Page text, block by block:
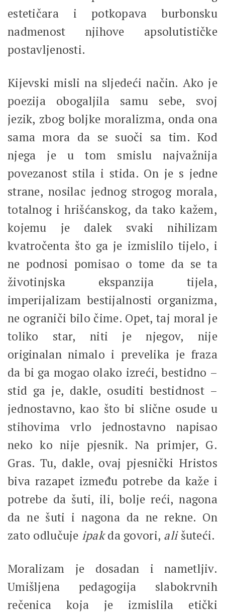
estetičara i potkopava burbonsku
nadmenost njihove apsolutističke
postavljenosti.
Kijevski misli na sljedeći način. Ako je
poezija obogaljila samu sebe, svoj
jezik, zbog boljke moralizma, onda ona
sama mora da se suoči sa tim. Kod
njega je u tom smislu najvažnija
povezanost stila i stida. On je s jedne
strane, nosilac jednog strogog morala,
totalnog i hrišćanskog, da tako kažem,
kojemu je dalek svaki nihilizam
kvatročenta što ga je izmislilo tijelo, i
ne podnosi pomisao o tome da se ta
životinjska ekspanzija tijela,
imperijalizam bestijalnosti organizma,
ne ograniči bilo čime. Opet, taj moral je
toliko star, niti je njegov, nije
originalan nimalo i prevelika je fraza
da bi ga mogao olako izreći, bestidno –
stid ga je, dakle, osuditi bestidnost –
jednostavno, kao što bi slične osude u
stihovima vrlo jednostavno napisao
neko ko nije pjesnik. Na primjer, G.
Gras. Tu, dakle, ovaj pjesnički Hristos
biva razapet između potrebe da kaže i
potrebe da šuti, ili, bolje reći, nagona
da ne šuti i nagona da ne rekne. On
zato odlučuje ipakda govori, ališuteći.
Moralizam je dosadan i nametljiv.
Umišljena pedagogija slabokrvnih
rečenica koja je izmislila etički